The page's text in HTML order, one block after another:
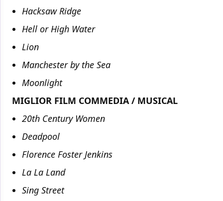
Hacksaw Ridge
Hell or High Water
Lion
Manchester by the Sea
Moonlight
MIGLIOR FILM COMMEDIA / MUSICAL
20th Century Women
Deadpool
Florence Foster Jenkins
La La Land
Sing Street